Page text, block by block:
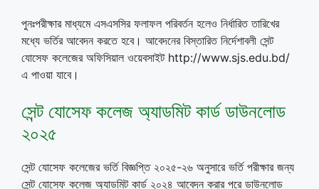
পুনঃপরীক্ষার মাধ্যমে এসএসসির ফলাফল পরিবর্তন হলেও নির্ধারিত তারিখের
মধ্যে ভর্তির আবেদন করতে হবে। আবেদনের বিস্তারিত নির্দেশাবলী সেন্ট
যোসেফ কলেজের অফিসিয়াল ওয়েবসাইট http://www.sjs.edu.bd/
এ পাওয়া যাবে।
সেন্ট যোসেফ কলেজ অ্যাডমিট কার্ড ডাউনলোড
২০২৫
সেন্ট যোসেফ কলেজের ভর্তি বিজ্ঞপ্তি ২০২৫-২৬ অনুসারে ভর্তি পরীক্ষার জন্য
সেন্ট যোসেফ কলেজ অ্যাডমিট কার্ড ২০২৪ আবেদন করার পরে ডাউনলোড